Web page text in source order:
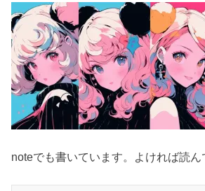
noteでも書いています。よければ読ん